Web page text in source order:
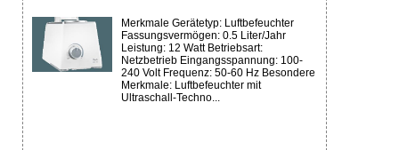
Merkmale Gerätetyp: Luftbefeuchter
Fassungsvermögen: 0.5 Liter/Jahr
Leistung: 12 Watt Betriebsart:
Netzbetrieb Eingangsspannung: 100-
240 Volt Frequenz: 50-60 Hz Besondere
Merkmale: Luftbefeuchter mit
Ultraschall-Techno...